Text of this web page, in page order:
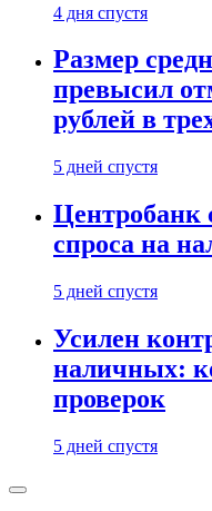
4 дня спустя
Размер
превысил
рублей в
5 дней спустя
Центробанк
спроса на
5 дней спустя
Усилен
наличных:
проверок
5 дней спустя